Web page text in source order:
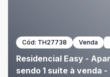
Cód: TH27738 Venda
Residencial Easy -
sendo 1 suíte à venda